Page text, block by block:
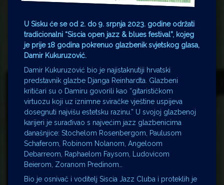
U Sisku će se od 2. do 9. srpnja 2023. godine održati
tradicionalni “Siscia open jazz & blues festival”, kojeg
je prije 18 godina pokrenuo glazbenik svjetskog glasa,
Damir Kukuruzović.
Damir Kukuruzović bio je najistaknutiji hrvatski
predstavnik glazbe Djanga Reinhardta. Glazbeni
kritičari su o Damiru govorili kao “gitarističkom
virtuozu koji uz iznimne sviračke vještine uspijeva
dosegnuti najvišu estetsku razinu.” U svojoj glazbenoj
karijeri je surađivao s najvećim jazz glazbenicima
današnjice: Stochelom Rosenbergom, Paulusom
Schaferom, Robinom Nolanom, Angeloom
Debarreom, Raphaelom Faysom, Ludovicom
Beierom, Zoranom Predinom…
Bio je osnivač i voditelj Siscia Jazz Cluba i proteklih je